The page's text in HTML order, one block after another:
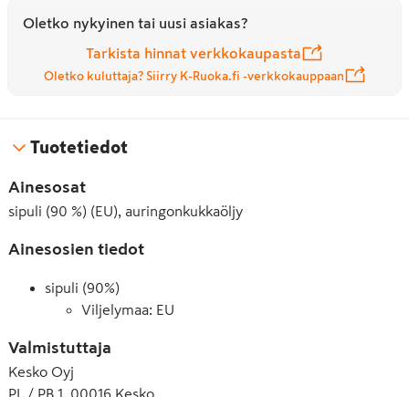
Oletko nykyinen tai uusi asiakas?
Tarkista hinnat verkkokaupasta
Oletko kuluttaja? Siirry K-Ruoka.fi -verkkokauppaan
Tuotetiedot
Ainesosat
sipuli (90 %) (EU), auringonkukkaöljy
Ainesosien tiedot
sipuli (90%)
Viljelymaa: EU
Valmistuttaja
Kesko Oyj
PL / PB 1, 00016 Kesko